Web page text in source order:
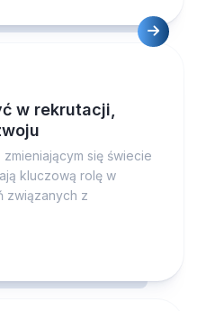
w rekrutacji,
się świecie
kluczową rolę w
związanych z